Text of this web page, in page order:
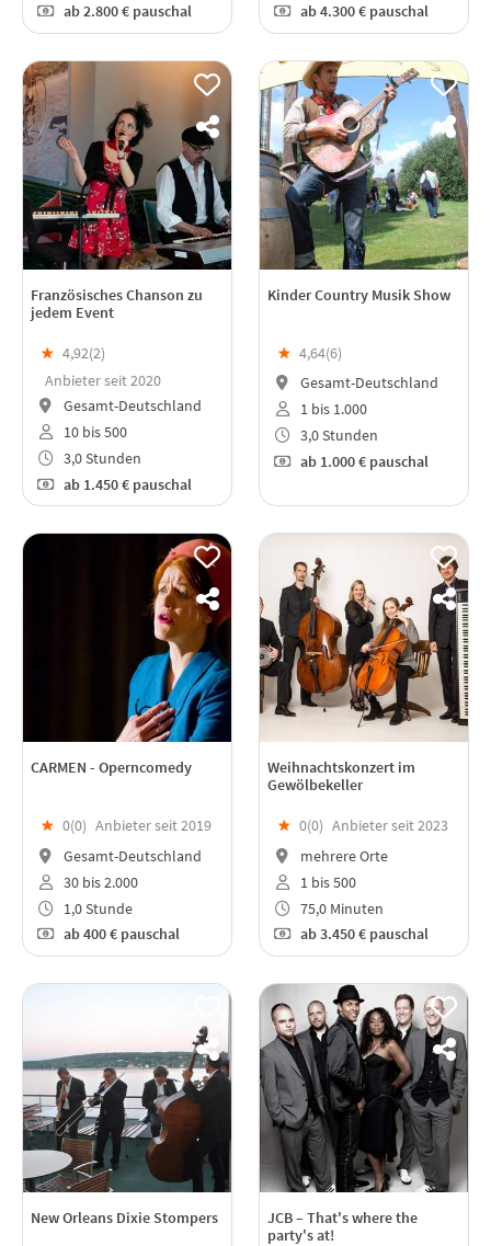
ab2.800 € pauschal
ab4.300 € pauschal
Französisches Chanson zu
jedem Event
★ 4,92(2)
Anbieter seit 2020
Gesamt-Deutschland
10 bis 500
3,0 Stunden
ab1.450 € pauschal
Kinder Country Musik Show
★ 4,64(6)
Gesamt-Deutschland
1 bis 1.000
3,0 Stunden
ab1.000 € pauschal
CARMEN - Operncomedy
★ 0(0) Anbieter seit 2019
Gesamt-Deutschland
30 bis 2.000
1,0 Stunde
ab400 € pauschal
Weihnachtskonzert im
Gewölbekeller
★ 0(0) Anbieter seit 2023
mehrere Orte
1 bis 500
75,0 Minuten
ab3.450 € pauschal
New Orleans Dixie Stompers
JCB – That's where the
party's at!